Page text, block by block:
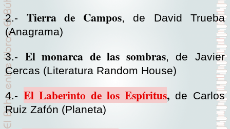
2.- Tierra de Campos, de David Trueba
(Anagrama)
3.- El monarca de las sombras, de Javier
Cercas (Literatura Random House)
4.- El Laberinto de los Espíritus, de Carlos
Ruiz Zafón (Planeta)